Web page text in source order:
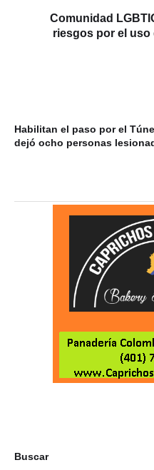
Comunidad
riesgos por el
Habilitan el paso por el
dejó ocho personas
Buscar